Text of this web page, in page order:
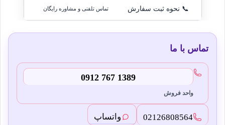
📞 نحوه ثبت سفارش تماس تلفنی و مشاوره رایگان
تماس با ما
0912 767 1389
واحد فروش
02126808564 واتساپ